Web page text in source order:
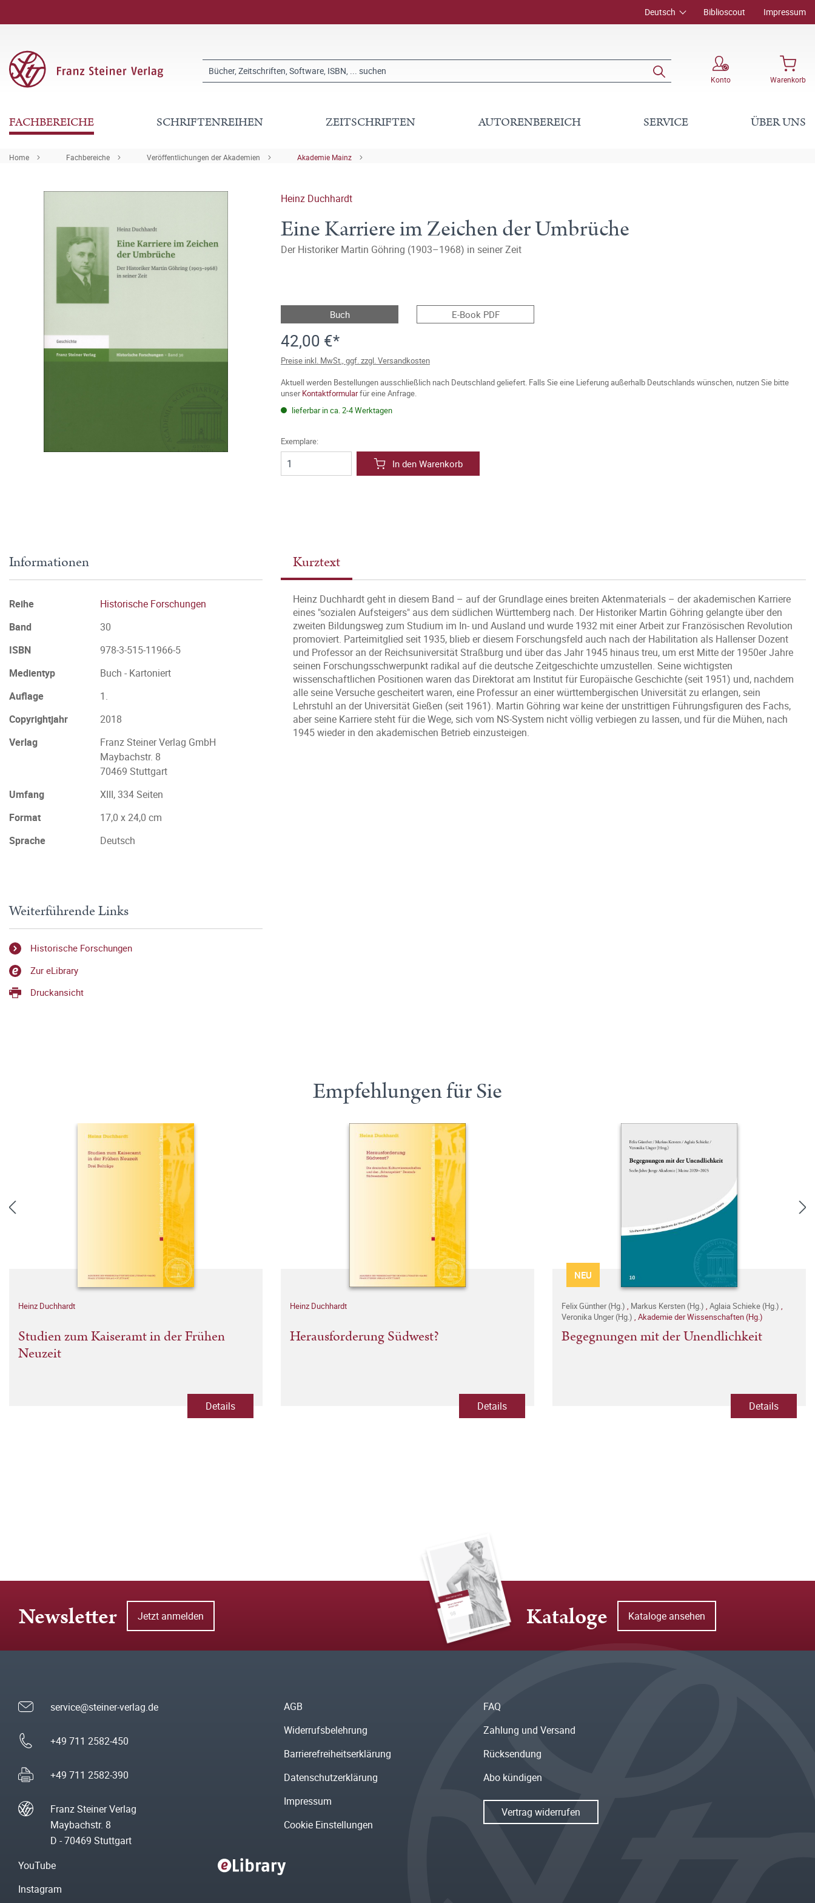
Deutsch Biblioscout Impressum
Konto Warenkorb
FACHBEREICHE SCHRIFTENREIHEN ZEITSCHRIFTEN AUTORENBEREICH SERVICE ÜBER UNS
Home Fachbereiche Veröffentlichungen der Akademien Akademie Mainz
Heinz Duchhardt
Eine Karriere im Zeichen der Umbrüche
Der Historiker Martin Göhring (1903–1968) in seiner Zeit
Buch E-Book PDF
42,00 €*
Preise inkl. MwSt., ggf. zzgl. Versandkosten
Aktuell werden Bestellungen ausschließlich nach Deutschland geliefert. Falls Sie eine Lieferung außerhalb Deutschlands wünschen, nutzen Sie bitte
unserKontaktformularfür eine Anfrage.
lieferbar in ca. 2-4 Werktagen
Exemplare:
In den Warenkorb
Kurztext
Heinz Duchhardt geht in diesem Band – auf der Grundlage eines breiten Aktenmaterials – der akademischen Karriere
eines "sozialen Aufsteigers" aus dem südlichen Württemberg nach. Der Historiker Martin Göhring gelangte über den
zweiten Bildungsweg zum Studium im In- und Ausland und wurde 1932 mit einer Arbeit zur Französischen Revolution
promoviert. Parteimitglied seit 1935, blieb er diesem Forschungsfeld auch nach der Habilitation als Hallenser Dozent
und Professor an der Reichsuniversität Straßburg und über das Jahr 1945 hinaus treu, um erst Mitte der 1950er Jahre
seinen Forschungsschwerpunkt radikal auf die deutsche Zeitgeschichte umzustellen. Seine wichtigsten
wissenschaftlichen Positionen waren das Direktorat am Institut für Europäische Geschichte (seit 1951) und, nachdem
alle seine Versuche gescheitert waren, eine Professur an einer württembergischen Universität zu erlangen, sein
Lehrstuhl an der Universität Gießen (seit 1961). Martin Göhring war keine der unstrittigen Führungsfiguren des Fachs,
aber seine Karriere steht für die Wege, sich vom NS-System nicht völlig verbiegen zu lassen, und für die Mühen, nach
1945 wieder in den akademischen Betrieb einzusteigen.
Informationen
Reihe
Historische Forschungen
Band
30
ISBN
978-3-515-11966-5
Medientyp
Buch - Kartoniert
Auflage
1.
Copyrightjahr
2018
Verlag
Franz Steiner Verlag GmbH
Maybachstr. 8
70469 Stuttgart
Umfang
XIII, 334 Seiten
Format
17,0 x 24,0 cm
Sprache
Deutsch
Weiterführende Links
Historische Forschungen
Zur eLibrary
Druckansicht
Empfehlungen für Sie
Heinz Duchhardt
Studien zum Kaiseramt in der Frühen
Neuzeit
Details
Heinz Duchhardt
Herausforderung Südwest?
Details
NEU
Felix Günther (Hg.) , Markus Kersten (Hg.) , Aglaia Schieke (Hg.) ,
Veronika Unger (Hg.) , Akademie der Wissenschaften (Hg.)
Begegnungen mit der Unendlichkeit
Details
Newsletter Jetzt anmelden Kataloge Kataloge ansehen
service@steiner-verlag.de
+49 711 2582-450
+49 711 2582-390
Franz Steiner Verlag
Maybachstr. 8
D - 70469 Stuttgart
AGB
Widerrufsbelehrung
Barrierefreiheitserklärung
Datenschutzerklärung
Impressum
Cookie Einstellungen
FAQ
Zahlung und Versand
Rücksendung
Abo kündigen
Vertrag widerrufen
YouTube
Instagram